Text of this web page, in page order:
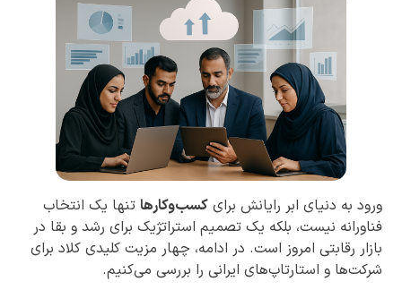
ورود به دنیای ابر رایانش برای کسب‌وکارها تنها یک انتخاب
فناورانه نیست، بلکه یک تصمیم استراتژیک برای رشد و بقا در
بازار رقابتی امروز است. در ادامه، چهار مزیت کلیدی کلاد برای
شرکت‌ها و استارتاپ‌های ایرانی را بررسی می‌کنیم.